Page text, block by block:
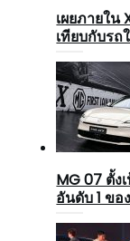
เผยภายใน
เทียบกับรถ
MG 07 ตั้ง
อันดับ 1 ขอ